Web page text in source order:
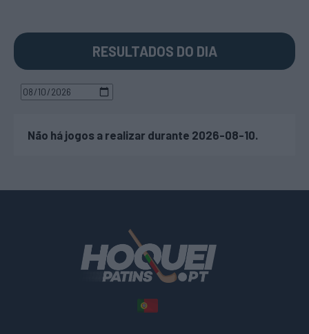
RESULTADOS DO DIA
Não há jogos a realizar durante 2026-08-10.